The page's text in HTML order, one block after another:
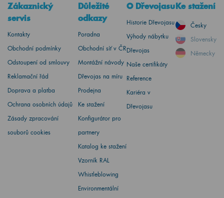
Zákaznický
servis
Kontakty
Obchodní podmínky
Odstoupení od smlouvy
Reklamační řád
Doprava a platba
Ochrana osobních údajů
Zásady zpracování
souborů cookies
Důležité
odkazy
Poradna
Obchodní síť v ČR
Montážní návody
Dřevojas na míru
Prodejna
Ke stažení
Konfigurátor pro
partnery
Katalog ke stažení
Vzorník RAL
Whistleblowing
Environmentální
O Dřevojasu
Historie Dřevojasu
Výhody nábytku
Dřevojas
Naše certifikáty
Reference
Kariéra v
Dřevojasu
Ke stažení
Česky
Slovensky
Německy